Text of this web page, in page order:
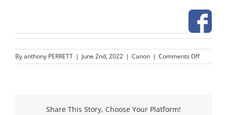
Byanthony PERRETT | June 2nd, 2022 | Canon | Comments Offon
PFI-
Share This Story, Choose Your Platform!